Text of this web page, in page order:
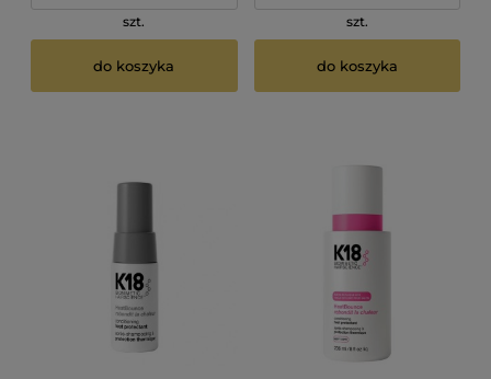
szt.
do koszyka
szt.
do koszyka